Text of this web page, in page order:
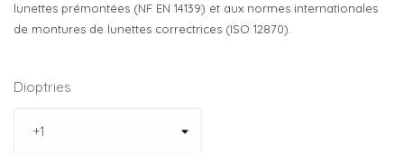
lunettes prémontées (NF EN 14139) et aux normes internationales
de montures de lunettes correctrices (ISO 12870).
Dioptries